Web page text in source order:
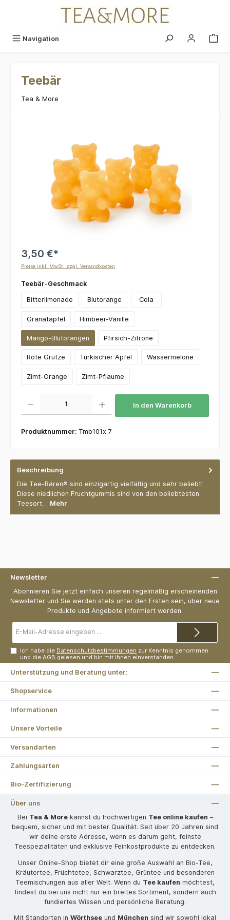
Navigation
Teebär
Tea & More
3,50 €*
Preise inkl. MwSt. zzgl. Versandkosten
Teebär-Geschmackauswählen
Bitterlimonade Blutorange Cola
Granatapfel Himbeer-Vanille
Mango-Blutorangen Pfirsich-Zitrone
Rote Grütze Türkischer Apfel Wassermelone
Zimt-Orange Zimt-Pflaume
In den Warenkorb
Produktnummer: Tmb101x.7
Beschreibung
Die Tee-Bären® sind einzigartig vielfältig und sehr beliebt!
Diese niedlichen Fruchtgummis sind von den beliebtesten
Teesort… Mehr
Newsletter
Abonnieren Sie jetzt einfach unseren regelmäßig erscheinenden
Newsletter und Sie werden stets unter den Ersten sein, über neue
Produkte und Angebote informiert werden.
Mail-
Ich habe die Datenschutzbestimmungen zur Kenntnis genommen
und dieAGB gelesen und bin mit ihnen einverstanden.
Unterstützung und Beratung unter:
Shopservice
Informationen
Unsere Vorteile
Versandarten
Zahlungsarten
Bio-Zertifizierung
Über uns
Bei Tea & Morekannst du hochwertigen Tee online kaufen –
bequem, sicher und mit bester Qualität. Seit über 20 Jahren sind
wir deine erste Adresse, wenn es darum geht, feinste
Teespezialitäten und exklusive Feinkostprodukte zu entdecken.
Unser Online-Shop bietet dir eine große Auswahl an Bio-Tee,
Kräutertee, Früchtetee, Schwarztee, Grüntee und besonderen
Teemischungen aus aller Welt. Wenn du Tee kaufen möchtest,
findest du bei uns nicht nur ein breites Sortiment, sondern auch
fundiertes Wissen und persönliche Beratung.
Mit Standorten in Wörthsee und München sind wir sowohl lokal